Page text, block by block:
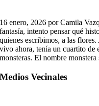
16 enero, 2026 por Camila
fantasía, intento pensar qué
quienes escribimos, a las
vivo ahora, tenía un cuartito de
monsteras. El nombre
Medios Vecinales